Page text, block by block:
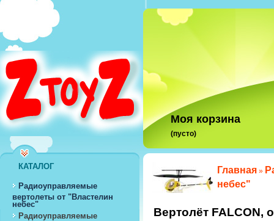
Моя корзина
(пусто)
КАТАЛОГ
Радиоуправляемые
вертолеты от "Властелин
небес"
Радиоуправляемые
Главная »
небес"
Вертолёт FALCON,